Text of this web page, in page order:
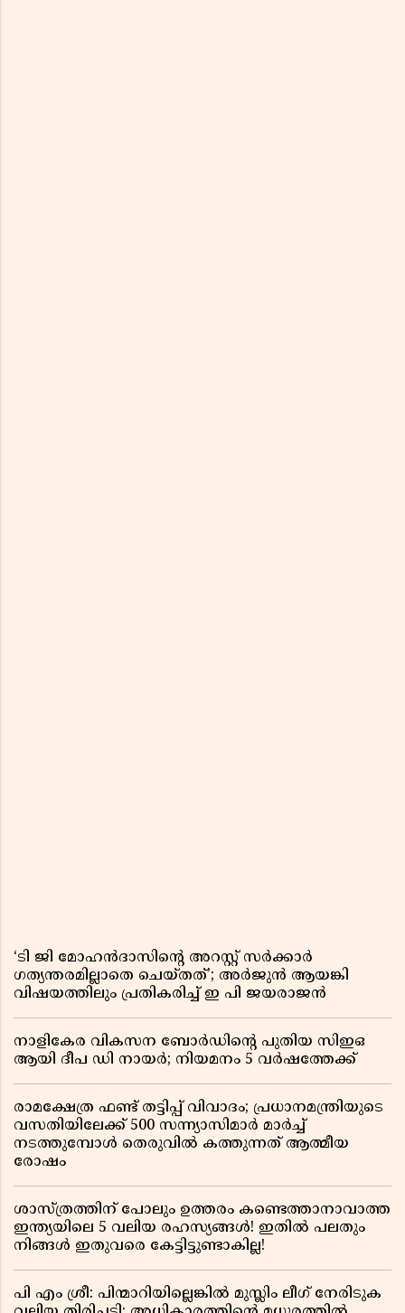
‘ടി ജി മോഹൻദാസിൻ്റെ അറസ്റ്റ് സർക്കാർ
ഗത്യന്തരമില്ലാതെ ചെയ്തത്’; അർജുൻ ആയങ്കി
വിഷയത്തിലും പ്രതികരിച്ച് ഇ പി ജയരാജൻ
നാളികേര വികസന ബോർഡിൻ്റെ പുതിയ സിഇഒ
ആയി ദീപ ഡി നായർ; നിയമനം 5 വർഷത്തേക്ക് ​​​​​​​
രാമക്ഷേത്ര ഫണ്ട് തട്ടിപ്പ് വിവാദം; പ്രധാനമന്ത്രിയുടെ
വസതിയിലേക്ക് 500 സന്ന്യാസിമാർ മാർച്ച്
നടത്തുമ്പോൾ തെരുവിൽ കത്തുന്നത് ആത്മീയ
രോഷം
ശാസ്ത്രത്തിന് പോലും ഉത്തരം കണ്ടെത്താനാവാത്ത
ഇന്ത്യയിലെ 5 വലിയ രഹസ്യങ്ങൾ! ഇതിൽ പലതും
നിങ്ങൾ ഇതുവരെ കേട്ടിട്ടുണ്ടാകില്ല!
പി എം ശ്രീ: പിന്മാറിയില്ലെങ്കിൽ മുസ്ലിം ലീഗ് നേരിടുക